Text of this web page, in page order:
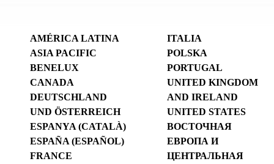
AMÉRICA LATINA
ASIA PACIFIC
BENELUX
CANADA
DEUTSCHLAND
UND ÖSTERREICH
ESPANYA (CATALÀ)
ESPAÑA (ESPAÑOL)
FRANCE
ITALIA
POLSKA
PORTUGAL
UNITED KINGDOM
AND IRELAND
UNITED STATES
ВОСТОЧНАЯ
ЕВРОПА И
ЦЕНТРАЛЬНАЯ